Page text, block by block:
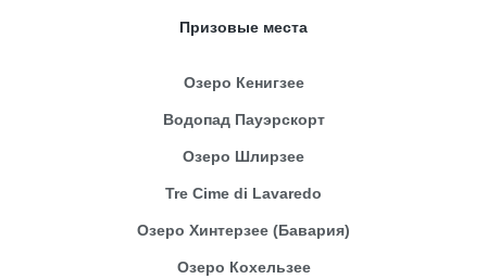
Призовые места
Озеро Кенигзее
Водопад Пауэрскорт
Озеро Шлирзее
Tre Cime di Lavaredo
Озеро Хинтерзее (Бавария)
Озеро Кохельзее